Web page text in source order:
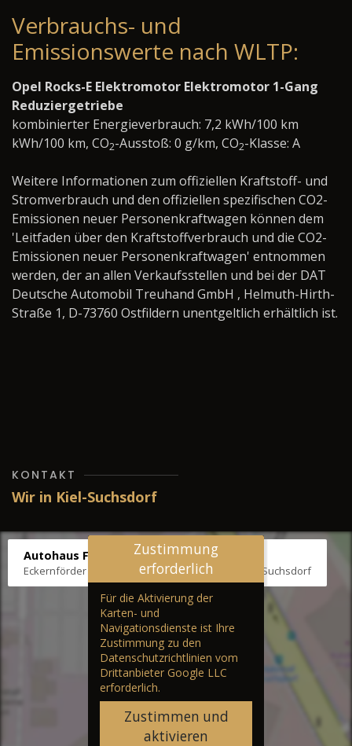
Verbrauchs- und
Emissionswerte nach WLTP:
Opel Rocks-E Elektromotor Elektromotor 1-Gang
Reduziergetriebe
kombinierter Energieverbrauch: 7,2 kWh/100 km
kWh/100 km, CO2-Ausstoß: 0 g/km, CO2-Klasse: A
Weitere Informationen zum offiziellen Kraftstoff- und
Stromverbrauch und den offiziellen spezifischen CO2-
Emissionen neuer Personenkraftwagen können dem
'Leitfaden über den Kraftstoffverbrauch und die CO2-
Emissionen neuer Personenkraftwagen' entnommen
werden, der an allen Verkaufsstellen und bei der DAT
Deutsche Automobil Treuhand GmbH , Helmuth-Hirth-
Straße 1, D-73760 Ostfildern unentgeltlich erhältlich ist.
KONTAKT
Wir in Kiel-Suchsdorf
Autohaus Fräter
Eckernförder Str. /Klausbrooker Weg 1, 24107 Kiel-Suchsdorf
Zustimmung
erforderlich
Für die Aktivierung der
Karten- und
Navigationsdienste ist Ihre
Zustimmung zu den
Datenschutzrichtlinien vom
Drittanbieter Google LLC
erforderlich.
Zustimmen und
aktivieren